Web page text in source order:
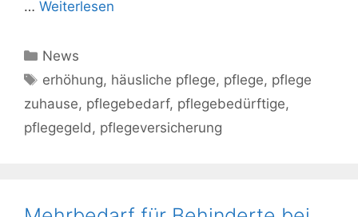
… Weiterlesen
Kategorien
News
Schlagwörter
erhöhung, häusliche pflege, pflege, pflege
zuhause, pflegebedarf, pflegebedürftige,
pflegegeld , pflegeversicherung